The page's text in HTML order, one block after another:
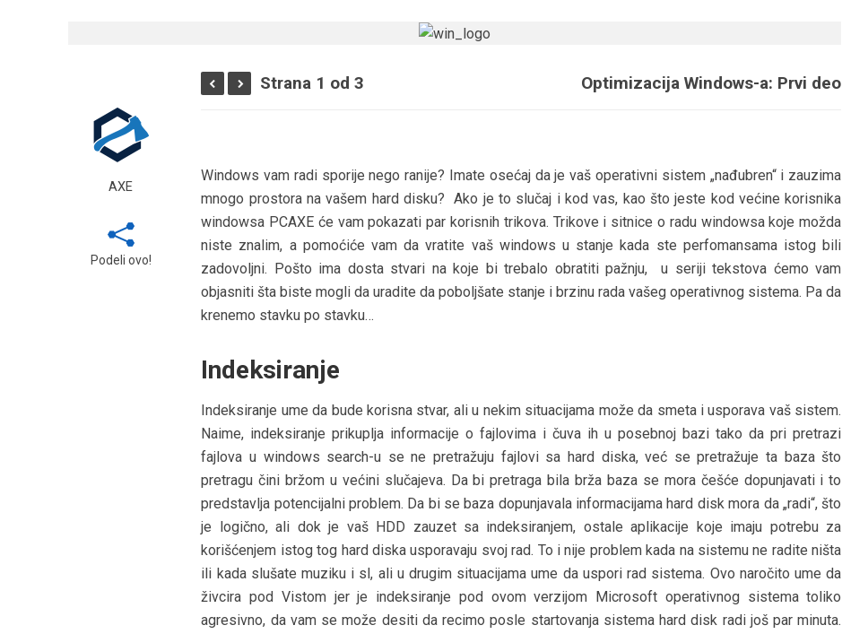
AXE
Podeli ovo!
Strana 1 od 3 Optimizacija Windows-a: Prvi deo
Windows vam radi sporije nego ranije? Imate osećaj da je vaš operativni sistem „nađubren“ i zauzima
mnogo prostora na vašem hard disku? Ako je to slučaj i kod vas, kao što jeste kod većine korisnika
windowsa PCAXE će vam pokazati par korisnih trikova. Trikove i sitnice o radu windowsa koje možda
niste znalim, a pomoćiće vam da vratite vaš windows u stanje kada ste perfomansama istog bili
zadovoljni. Pošto ima dosta stvari na koje bi trebalo obratiti pažnju, u seriji tekstova ćemo vam
objasniti šta biste mogli da uradite da poboljšate stanje i brzinu rada vašeg operativnog sistema. Pa da
krenemo stavku po stavku…
Indeksiranje
Indeksiranje ume da bude korisna stvar, ali u nekim situacijama može da smeta i usporava vaš sistem.
Naime, indeksiranje prikuplja informacije o fajlovima i čuva ih u posebnoj bazi tako da pri pretrazi
fajlova u windows search-u se ne pretražuju fajlovi sa hard diska, već se pretražuje ta baza što
pretragu čini bržom u većini slučajeva. Da bi pretraga bila brža baza se mora češće dopunjavati i to
predstavlja potencijalni problem. Da bi se baza dopunjavala informacijama hard disk mora da „radi“, što
je logično, ali dok je vaš HDD zauzet sa indeksiranjem, ostale aplikacije koje imaju potrebu za
korišćenjem istog tog hard diska usporavaju svoj rad. To i nije problem kada na sistemu ne radite ništa
ili kada slušate muziku i sl, ali u drugim situacijama ume da uspori rad sistema. Ovo naročito ume da
živcira pod Vistom jer je indeksiranje pod ovom verzijom Microsoft operativnog sistema toliko
agresivno, da vam se može desiti da recimo posle startovanja sistema hard disk radi još par minuta.